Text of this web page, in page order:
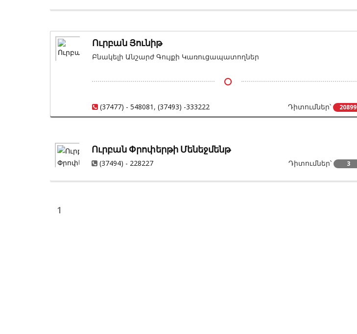
Ուրբան Յունիթ
Բնակելի Անշարժ Գույքի Կառուցապատողներ
Դիտումներ՝ 20899
(37477) - 548081 , (37493) -333222
Ուրբան Փրոփերթի Մենեջմենթ
Դիտումներ՝ 3
(37494) - 228227
1